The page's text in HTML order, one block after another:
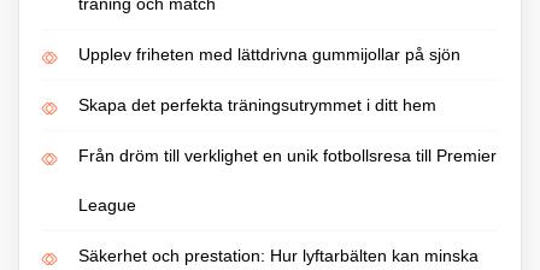
Upplev friheten med lättdrivna gummijollar på sjön
Skapa det perfekta träningsutrymmet i ditt hem
Från dröm till verklighet en unik fotbollsresa till Premier
League
Säkerhet och prestation: Hur lyftarbälten kan minska